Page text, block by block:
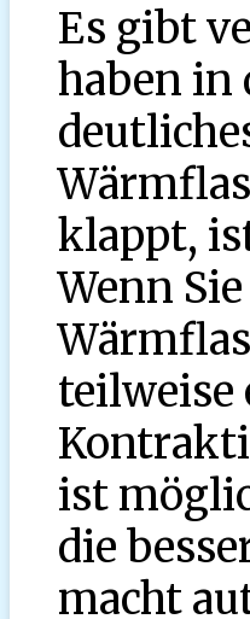
Es gibt
haben in
klappt,
Wenn
teilweise
ist
die
macht